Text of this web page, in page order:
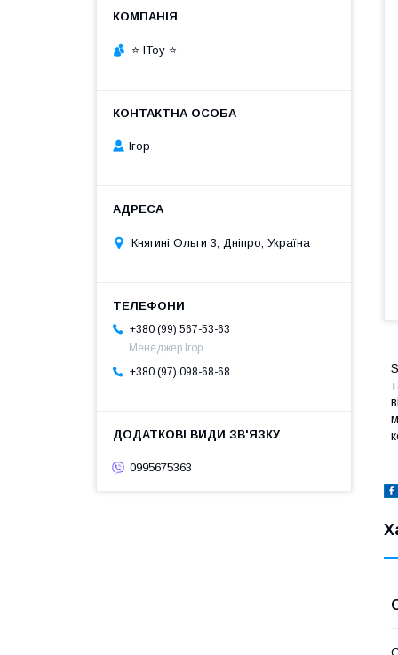
⭐ IToy ⭐
Ігор
Княгині Ольги 3, Дніпро, Україна
+380 (99) 567-53-63
Менеджер Ігор
+380 (97) 098-68-68
0995675363